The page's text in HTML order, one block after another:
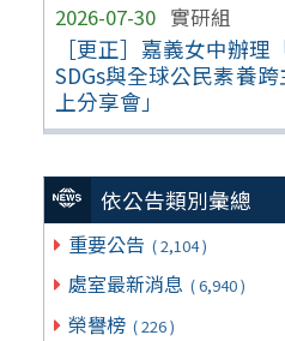
2026-07-30 實研組
［更正］嘉義女中辦理
SDGs與全球公民素養
上分享會」
依公告類別彙總
重要公告 ( 2,104 )
處室最新消息 ( 6,940 )
榮譽榜 ( 226 )